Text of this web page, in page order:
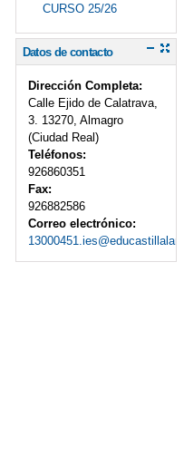
CURSO 25/26
Datos de contacto
Dirección Completa:
Calle Ejido de Calatrava,
3. 13270, Almagro
(Ciudad Real)
Teléfonos:
926860351
Fax:
926882586
Correo electrónico: